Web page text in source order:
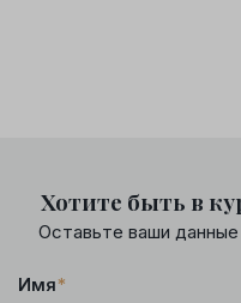
Хотите быть в
Оставьте ваши
Имя*